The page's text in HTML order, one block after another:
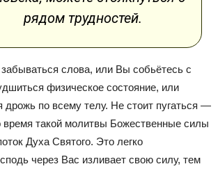
рядом трудностей.
слова, или Вы собьётесь с
физическое состояние, или
дрожь по всему телу. Не стоит пугаться —
время такой молитвы Божественные силы
Духа Святого. Это легко
через Вас изливает свою силу, тем